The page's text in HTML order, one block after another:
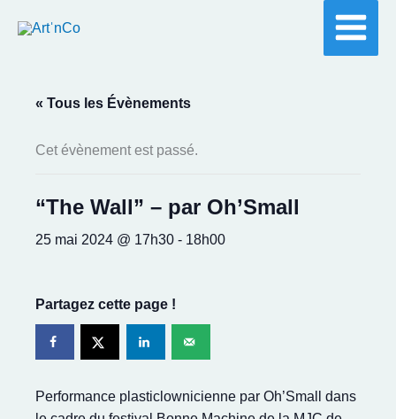
« Tous les Évènements
Cet évènement est passé.
“The Wall” – par Oh’Small
25 mai 2024 @ 17h30 - 18h00
Partagez cette page !
Performance plasticlownicienne par Oh’Small dans